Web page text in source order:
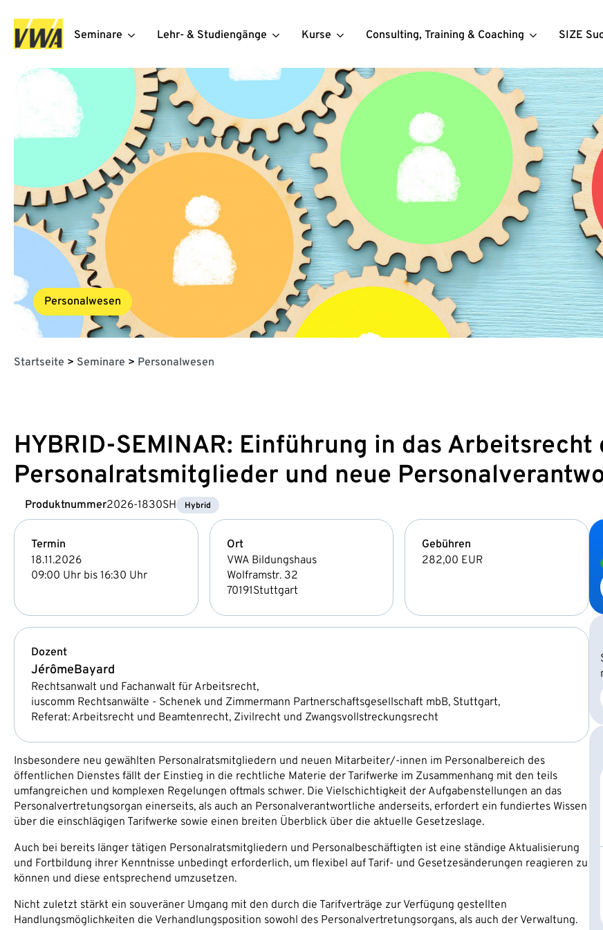
Seminare Lehr- & Studiengänge Kurse Consulting, Training & Coaching SIZE
Personalwesen
Startseite > Seminare > Personalwesen
HYBRID-SEMINAR: Einführung in das Arbeitsrecht
Personalratsmitglieder und neue
Produktnummer2026-1830SH Hybrid
Termin
18.11.2026
09:00 Uhr bis 16:30 Uhr
Ort
VWA Bildungshaus
Wolframstr. 32
70191Stuttgart
Gebühren
282,00 EUR
Dozent
JérômeBayard
Rechtsanwalt und Fachanwalt für Arbeitsrecht,
iuscomm Rechtsanwälte - Schenek und Zimmermann Partnerschaftsgesellschaft mbB, Stuttgart,
Referat: Arbeitsrecht und Beamtenrecht, Zivilrecht und Zwangsvollstreckungsrecht
Insbesondere neu gewählten Personalratsmitgliedern und neuen Mitarbeiter/-innen im Personalbereich des
öffentlichen Dienstes fällt der Einstieg in die rechtliche Materie der Tarifwerke im Zusammenhang mit den teils
umfangreichen und komplexen Regelungen oftmals schwer. Die Vielschichtigkeit der Aufgabenstellungen an das
Personalvertretungsorgan einerseits, als auch an Personalverantwortliche anderseits, erfordert ein fundiertes Wissen
über die einschlägigen Tarifwerke sowie einen breiten Überblick über die aktuelle Gesetzeslage.
Auch bei bereits länger tätigen Personalratsmitgliedern und Personalbeschäftigten ist eine ständige Aktualisierung
und Fortbildung ihrer Kenntnisse unbedingt erforderlich, um flexibel auf Tarif- und Gesetzesänderungen reagieren zu
können und diese entsprechend umzusetzen.
Nicht zuletzt stärkt ein souveräner Umgang mit den durch die Tarifverträge zur Verfügung gestellten
Handlungsmöglichkeiten die Verhandlungsposition sowohl des Personalvertretungsorgans, als auch der Verwaltung.